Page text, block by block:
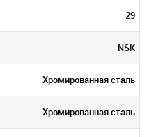
29
NSK
Хромированная сталь
Хромированная сталь